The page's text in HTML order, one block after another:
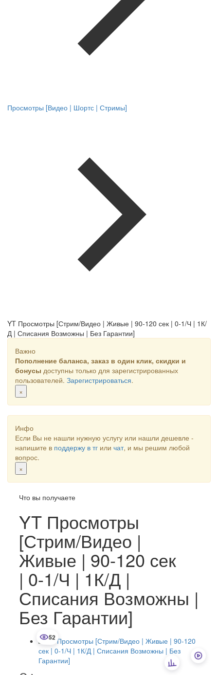
Просмотры [Видео | Шортс | Стримы]
YT Просмотры [Стрим/Видео | Живые | 90-120 сек | 0-1/Ч | 1К/
Д | Списания Возможны | Без Гарантии]
Важно
Пополнение баланса, заказ в один клик, скидки и
бонусы доступны только для зарегистрированных
пользователей. Зарегистрироваться.
×
Инфо
Если Вы не нашли нужную услугу или нашли дешевле -
напишите в поддержу в тг или чат, и мы решим любой
вопрос.
×
Что вы получаете
YT Просмотры
[Стрим/Видео |
Живые | 90-120 сек
| 0-1/Ч | 1К/Д |
Списания Возможны |
Без Гарантии]
52